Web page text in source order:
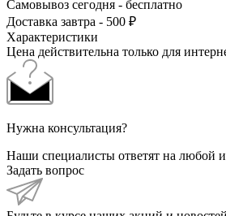
Самовывоз сегодня - бесплатно
Доставка завтра - 500 ₽
Характеристики
Цена действительна только для
Нужна консультация?
Наши специалисты ответят на любой
Задать вопрос